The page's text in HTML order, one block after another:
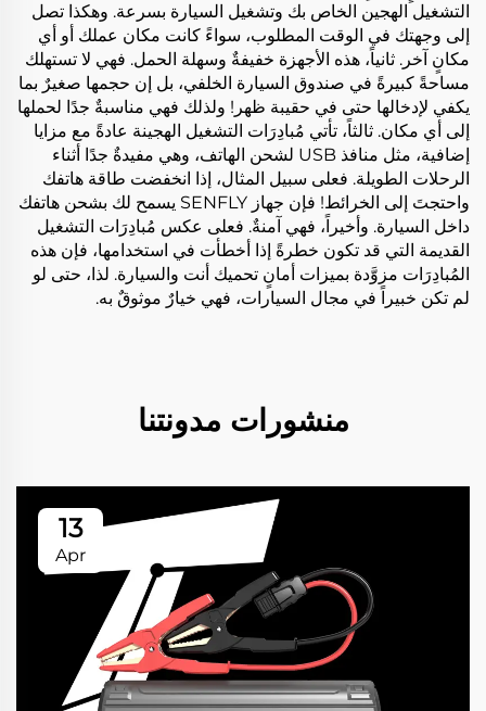
التشغيل الهجين الخاص بك وتشغيل السيارة بسرعة. وهكذا تصل
إلى وجهتك في الوقت المطلوب، سواءً كانت مكان عملك أو أي
مكانٍ آخر. ثانياً، هذه الأجهزة خفيفةٌ وسهلة الحمل. فهي لا تستهلك
مساحةً كبيرةً في صندوق السيارة الخلفي، بل إن حجمها صغيرٌ بما
يكفي لإدخالها حتى في حقيبة ظهر! ولذلك فهي مناسبةٌ جدًا لحملها
إلى أي مكان. ثالثاً، تأتي مُبادِرَات التشغيل الهجينة عادةً مع مزايا
إضافية، مثل منافذ USB لشحن الهاتف، وهي مفيدةٌ جدًا أثناء
الرحلات الطويلة. فعلى سبيل المثال، إذا انخفضت طاقة هاتفك
واحتجتَ إلى الخرائط! فإن جهاز SENFLY يسمح لك بشحن هاتفك
داخل السيارة. وأخيراً، فهي آمنةٌ. فعلى عكس مُبادِرَات التشغيل
القديمة التي قد تكون خطرةً إذا أخطأت في استخدامها، فإن هذه
المُبادِرَات مزوَّدة بميزات أمانٍ تحميك أنت والسيارة. لذا، حتى لو
لم تكن خبيراً في مجال السيارات، فهي خيارٌ موثوقٌ به.
منشورات مدونتنا
13
Apr